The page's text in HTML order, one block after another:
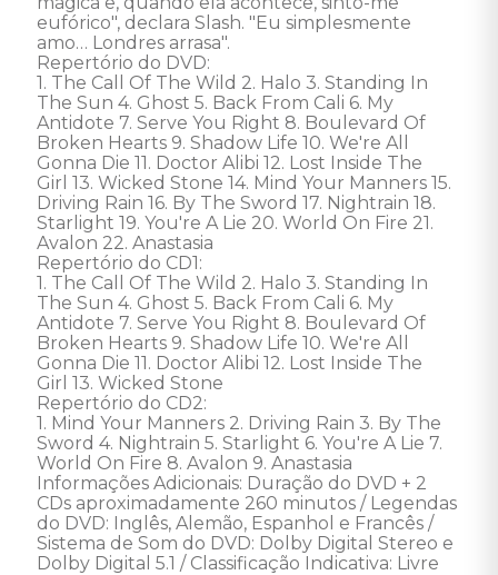
eufórico", declara Slash. "Eu simplesmente
amo… Londres arrasa".
Repertório do DVD:
1. The Call Of The Wild 2. Halo 3. Standing In
The Sun 4. Ghost 5. Back From Cali 6. My
Antidote 7. Serve You Right 8. Boulevard Of
Broken Hearts 9. Shadow Life 10. We're All
Gonna Die 11. Doctor Alibi 12. Lost Inside The
Girl 13. Wicked Stone 14. Mind Your Manners 15.
Driving Rain 16. By The Sword 17. Nightrain 18.
Starlight 19. You're A Lie 20. World On Fire 21.
Avalon 22. Anastasia
Repertório do CD1:
1. The Call Of The Wild 2. Halo 3. Standing In
The Sun 4. Ghost 5. Back From Cali 6. My
Antidote 7. Serve You Right 8. Boulevard Of
Broken Hearts 9. Shadow Life 10. We're All
Gonna Die 11. Doctor Alibi 12. Lost Inside The
Girl 13. Wicked Stone
Repertório do CD2:
1. Mind Your Manners 2. Driving Rain 3. By The
Sword 4. Nightrain 5. Starlight 6. You're A Lie 7.
World On Fire 8. Avalon 9. Anastasia
Informações Adicionais: Duração do DVD + 2
CDs aproximadamente 260 minutos / Legendas
do DVD: Inglês, Alemão, Espanhol e Francês /
Sistema de Som do DVD: Dolby Digital Stereo e
Dolby Digital 5.1 / Classificação Indicativa: Livre